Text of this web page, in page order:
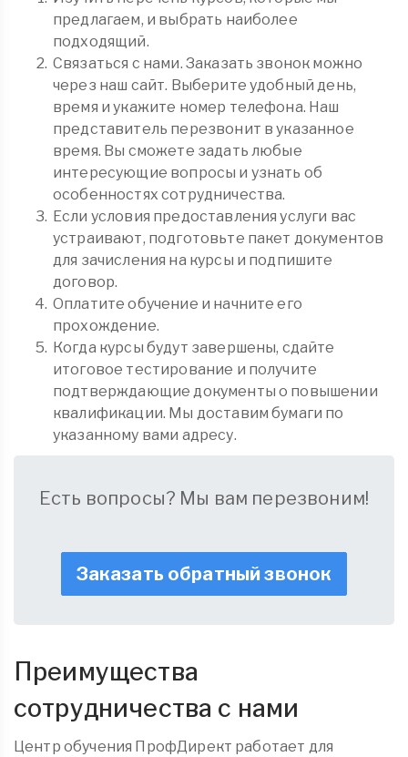
предлагаем, и выбрать наиболее
подходящий.
Связаться с нами. Заказать звонок можно
через наш сайт. Выберите удобный день,
время и укажите номер телефона. Наш
представитель перезвонит в указанное
время. Вы сможете задать любые
интересующие вопросы и узнать об
особенностях сотрудничества.
Если условия предоставления услуги вас
устраивают, подготовьте пакет документов
для зачисления на курсы и подпишите
договор.
Оплатите обучение и начните его
прохождение.
Когда курсы будут завершены, сдайте
итоговое тестирование и получите
подтверждающие документы о повышении
квалификации. Мы доставим бумаги по
указанному вами адресу.
Есть вопросы? Мы вам перезвоним!
Заказать обратный звонок
Преимущества
сотрудничества с нами
Центр обучения ПрофДирект работает для